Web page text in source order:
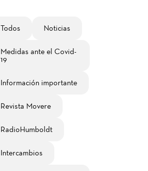
Todos Noticias
Medidas ante el Covid-
19
Información importante
Revista Movere
RadioHumboldt
Intercambios